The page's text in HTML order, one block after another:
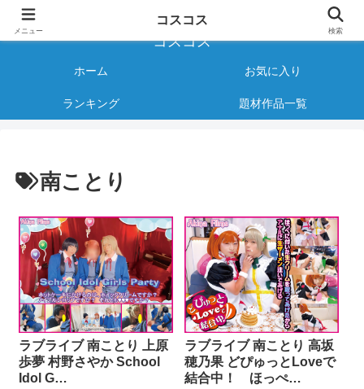
様々なジャンルのコスプレAVをご紹介する情報サイト
コスコス
ホーム お気に入り
ランキング 題材作品一覧
南ことり
ラブライブ 南ことり 上原
歩夢 村野さやか School
Idol G…
ラブライブ 南ことり 高坂
穂乃果 どぴゅっとLoveで
結合中！ ほっぺ…
メニュー
コスコス
検索